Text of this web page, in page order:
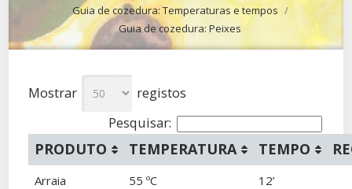
Guia de cozedura: Temperaturas e tempos /
Guia de cozedura: Peixes
Mostrar
registos
Pesquisar:
PRODUTO TEMPERATURA TEMPO
Arraia 55 ºC
12’